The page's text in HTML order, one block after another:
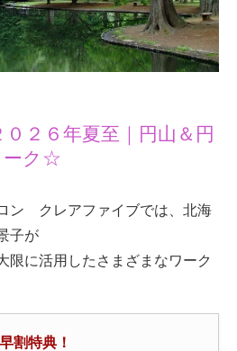
２６年夏至｜円山＆円
ーク☆
クレアファイブでは、北海
子が
限に活用したさまざまなワーク
早割特典！